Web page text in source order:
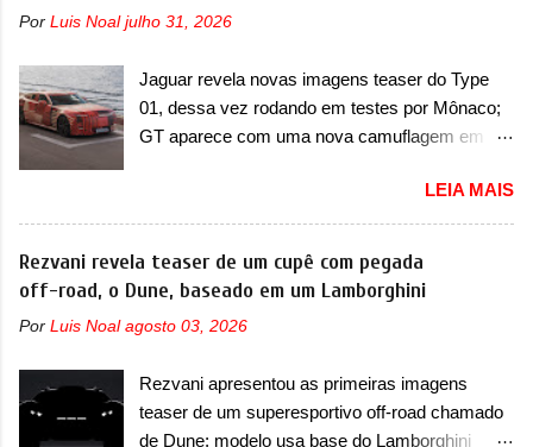
luzes diurnas (DRL) em LED na parte superior
por meio de uma barra em LED que passa
abaixo da barra prateada que aparece na parte
sup...
de seis lugares, dispostos em três filas de
será vendido com uma configuração padrão, de
cinco lugares (2+3), que entrou em regime de
pré-venda na China, indicando seu lançamento
primeiras imagens do interior com a nova
configuração. A principal mudança fica por
conta da segunda fila de bancos, que perde as
poltronas individuais por bancos mais
convencionais, de três lugares. Ao mesmo
pode reclinar e nele existe dois espaços de
recarga por indução para smartphones...
Por Luis Noal julho 31, 2026
Jaguar revela novas imagens teaser do Type
01, dessa vez rodando em testes por Mônaco;
GT aparece com uma nova camuflagem em
imagens teaser do Type 01 em testes pelas
ruas de Mônaco. O modelo continua rodando
em testes e chegou no principado para o E-Prix
de Fórmula E, como apoio a equipe da Jaguar
na competição. O elétrico aproveitou para
passar por uma série de localidades da cidade-
Cassino e La Rascasse. Para ir a Mônaco, a
marca inglesa apresentou uma nova
LEIA MAIS
Rezvani revela teaser de um cupê com pegada
off-road, o Dune, baseado em um Lamborghini
Por Luis Noal agosto 03, 2026
Rezvani apresentou as primeiras imagens
teaser de um superesportivo off-road chamado
de Dune; modelo usa base do Lamborghini